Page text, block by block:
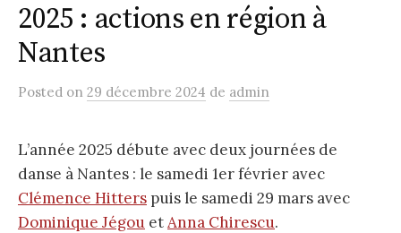
2025 : actions en région à
Nantes
Posted on 29 décembre 2024 de admin
L’année 2025 débute avec deux journées de
danse à Nantes : le samedi 1er février avec
Clémence Hitters puis le samedi 29 mars avec
Dominique Jégou etAnna Chirescu.